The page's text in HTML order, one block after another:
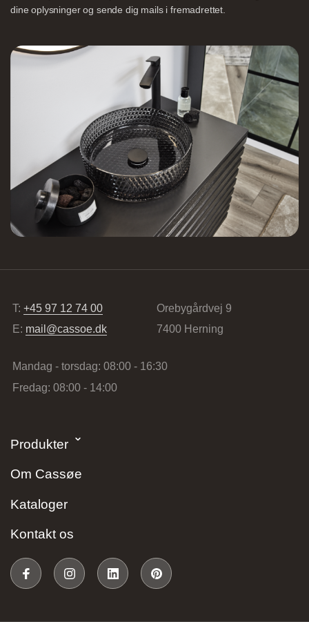
dine oplysninger og sende dig mails i fremadrettet.
T:+45 97 12 74 00
E: mail@cassoe.dk
Orebygårdvej 9
7400 Herning
Mandag - torsdag: 08:00 - 16:30
Fredag: 08:00 - 14:00
Produkter
Om Cassøe
Kataloger
Kontakt os
Nettoline Holstebro
Gartnerivej 2, 7500 Holstebro,
Tvis Køkkener – Køge
Industrivænget 16, 3400 Hillerød, Danmark
JKE Design – Glostrup